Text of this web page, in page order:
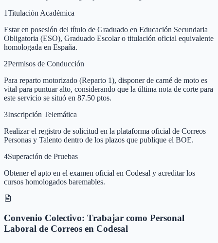
1Titulación Académica
Estar en posesión del título de Graduado en Educación Secundaria
Obligatoria (ESO), Graduado Escolar o titulación oficial equivalente
homologada en España.
2Permisos de Conducción
Para reparto motorizado (Reparto 1), disponer de carné de moto es
vital para puntuar alto, considerando que la última nota de corte para
este servicio se situó en 87.50 ptos.
3Inscripción Telemática
Realizar el registro de solicitud en la plataforma oficial de Correos
Personas y Talento dentro de los plazos que publique el BOE.
4Superación de Pruebas
Obtener el apto en el examen oficial en Codesal y acreditar los
cursos homologados baremables.
Convenio Colectivo: Trabajar como Personal
Laboral de Correos en Codesal